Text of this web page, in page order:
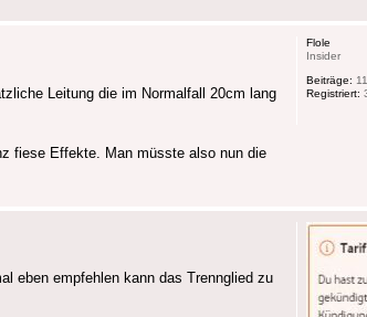
Flole
Insider
Beiträge:
Registriert:
Leitung die im Normalfall 20cm lang
fiese Effekte. Man müsste also nun die
eben empfehlen kann das Trennglied zu